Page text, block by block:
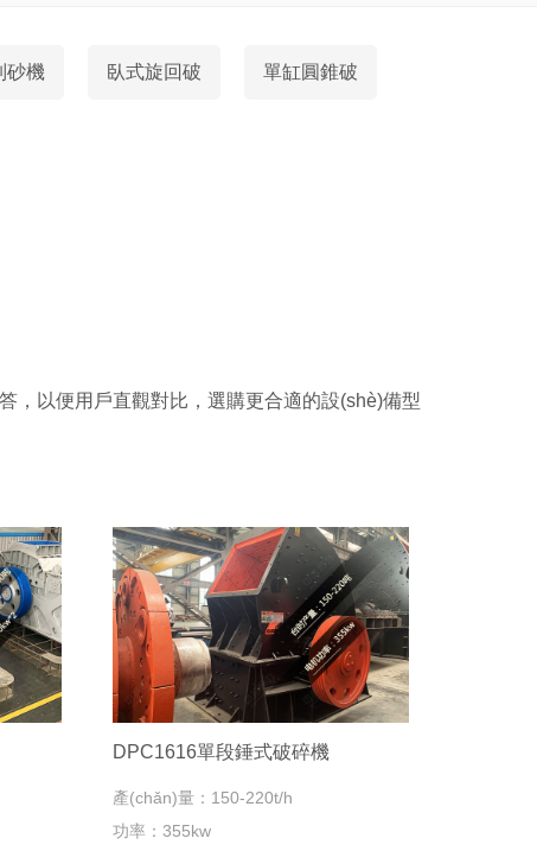
砂機 臥式旋回破 單缸圓錐破
，以便用戶直觀對比，選購更合適的設(shè)備型
DPC1616單段錘式破碎機
產(chǎn)量：150-220t/h
功率：355kw